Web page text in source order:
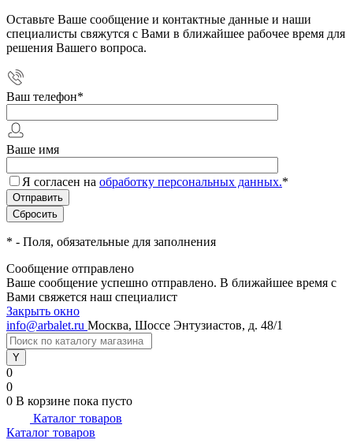
Оставьте Ваше сообщение и контактные данные и наши
специалисты свяжутся с Вами в ближайшее рабочее время для
решения Вашего вопроса.
Ваш телефон*
Ваше имя
Я согласен на обработку персональных данных.*
* - Поля, обязательные для заполнения
Сообщение отправлено
Ваше сообщение успешно отправлено. В ближайшее время с
Вами свяжется наш специалист
Закрыть окно
info@arbalet.ru Москва, Шоссе Энтузиастов, д. 48/1
0
0
0 В корзине пока пусто
Каталог товаров
Каталог товаров